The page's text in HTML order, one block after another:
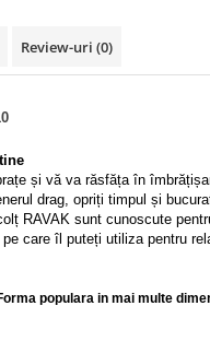
Review-uri (0)
și vă va răsfăța în
drag, opriți timpul și
RAVAK sunt cunoscute
care îl puteți utiliza pentru
populara in mai multe